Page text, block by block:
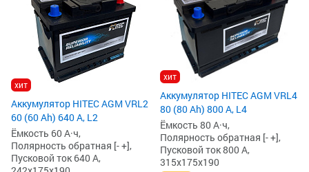
хит
Аккумулятор HITEC AGM VRL2
60 (60 Ah) 640 А, L2
Ёмкость 60 А·ч,
Полярность обратная [- +],
Пусковой ток 640 А,
хит
Аккумулятор HITEC AGM VRL4
80 (80 Ah) 800 А, L4
Ёмкость 80 А·ч,
Полярность обратная [- +],
Пусковой ток 800 А,
315x175x190